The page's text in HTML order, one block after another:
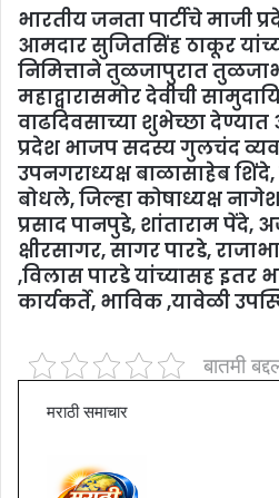
भारतीय जनता पार्टीचे माजी
आमदार सुजितसिंह ठाकूर
निमित्ताने तुळजापुरात
महाद्वारासमोर देवीची
वाढदिवसाच्या शुभेच्छा
प्रदेश भाजप सदस्य गुलचंद
उपनगराध्यक्ष बाळासाहेब शिंदे,
बोधले, जिल्हा कोषाध्यक्ष
प्रसाद पानपुडे, शांताराम पेंदे,
क्षीरसागर, सागर पारडे,
,विलास पारडे यांच्यासह इतर
कार्यकर्ते, भाविक ,यावेळी
बातमी
मराठी समाचार